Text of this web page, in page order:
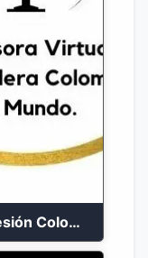
Expresión Colombia Radio en vivo 24/7